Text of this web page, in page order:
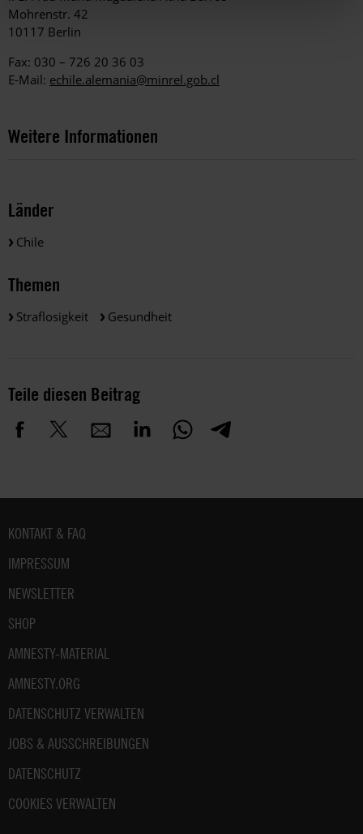
Mohrenstr. 42
10117 Berlin
Fax: 030 – 726 20 36 03
E-Mail: echile.alemania@minrel.gob.cl
Weitere Informationen
Länder
Chile
Themen
Straflosigkeit Gesundheit
Teile diesen Beitrag
Fußbereich
KONTAKT & FAQ
IMPRESSUM
NEWSLETTER
SHOP
AMNESTY-MATERIAL
AMNESTY.ORG
DATENSCHUTZ VERWALTEN
JOBS & AUSSCHREIBUNGEN
DATENSCHUTZ
COOKIES VERWALTEN